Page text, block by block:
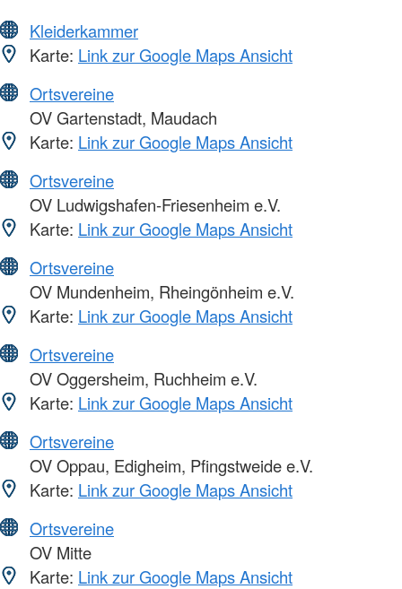
Kleiderkammer
Karte: Link zur Google Maps Ansicht
Ortsvereine
OV Gartenstadt, Maudach
Karte: Link zur Google Maps Ansicht
Ortsvereine
OV Ludwigshafen-Friesenheim e.V.
Karte: Link zur Google Maps Ansicht
Ortsvereine
OV Mundenheim, Rheingönheim e.V.
Karte: Link zur Google Maps Ansicht
Ortsvereine
OV Oggersheim, Ruchheim e.V.
Karte: Link zur Google Maps Ansicht
Ortsvereine
OV Oppau, Edigheim, Pfingstweide e.V.
Karte: Link zur Google Maps Ansicht
Ortsvereine
OV Mitte
Karte: Link zur Google Maps Ansicht